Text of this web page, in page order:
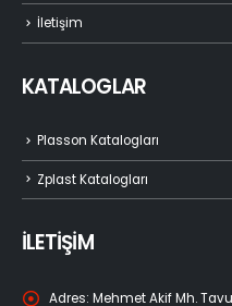
İletişim
KATALOGLAR
Plasson Katalogları
Zplast Katalogları
İLETİŞİM
Adres: Mehmet Akif Mh.